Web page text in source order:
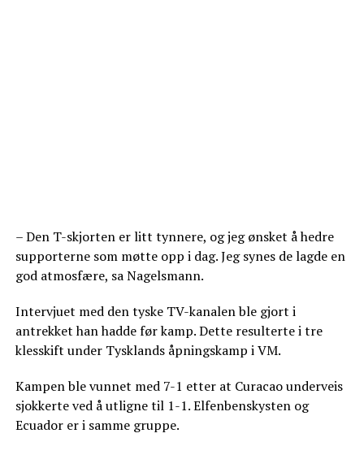
– Den T-skjorten er litt tynnere, og jeg ønsket å hedre
supporterne som møtte opp i dag. Jeg synes de lagde en
god atmosfære, sa Nagelsmann.
Intervjuet med den tyske TV-kanalen ble gjort i
antrekket han hadde før kamp. Dette resulterte i tre
klesskift under Tysklands åpningskamp i VM.
Kampen ble vunnet med 7-1 etter at Curacao underveis
sjokkerte ved å utligne til 1-1. Elfenbenskysten og
Ecuador er i samme gruppe.